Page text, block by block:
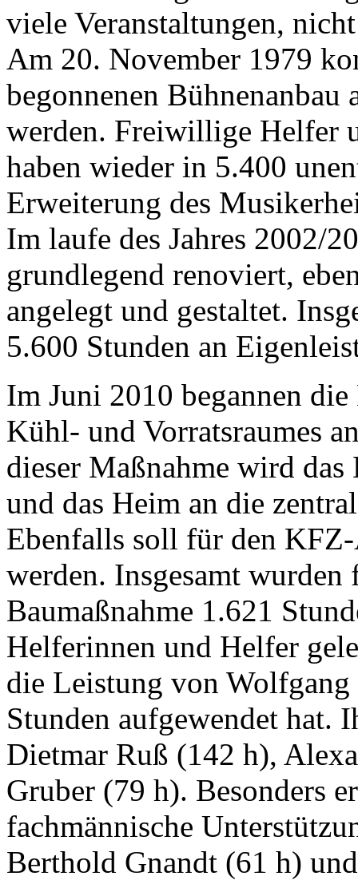
viele Veranstaltungen,
Am 20. November 1979
begonnenen Bühnenanbau
werden. Freiwillige Helfer
haben wieder in 5.400
Erweiterung des
Im laufe des Jahres 2002/
grundlegend renoviert,
angelegt und gestaltet.
5.600 Stunden an
Im Juni 2010 begannen
Kühl- und Vorratsraumes
dieser Maßnahme wird das
und das Heim an die
Ebenfalls soll für den
werden. Insgesamt
Baumaßnahme 1.621
Helferinnen und Helfer
die Leistung von
Stunden aufgewendet hat.
Dietmar Ruß (142 h),
Gruber (79 h). Besonders
fachmännische
Berthold Gnandt (61 h)